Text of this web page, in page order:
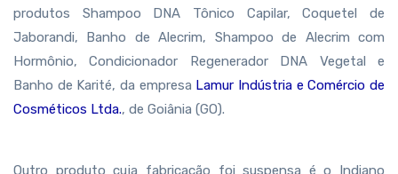
produtos Shampoo DNA Tônico Capilar, Coquetel de
Jaborandi, Banho de Alecrim, Shampoo de Alecrim com
Hormônio, Condicionador Regenerador DNA Vegetal e
Banho de Karité, da empresa Lamur Indústria e Comércio de
Cosméticos Ltda., de Goiânia (GO).
Outro produto cuja fabricação foi suspensa é o Indiano